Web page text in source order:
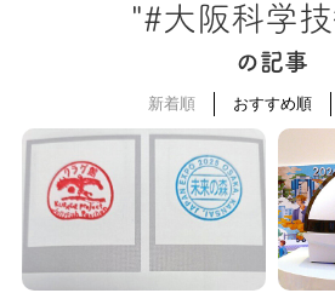
"#大阪科学
の記事
新着順 おすすめ順